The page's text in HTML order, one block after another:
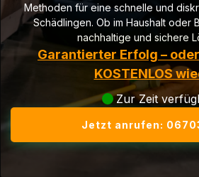
Methoden für eine schnelle und
Schädlingen. Ob im Haushalt oder
nachhaltige und sichere
Garantierter Erfolg –
KOSTENLOS
Zur Zeit
Jetzt anrufen: